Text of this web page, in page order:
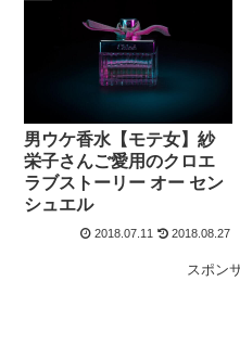
男ウケ香水【モテ女】紗
栄子さんご愛用のクロエ
ラブストーリー オー セン
シュエル
2018.07.11 2018.08.27
スポン